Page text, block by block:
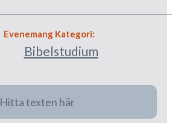
Evenemang Kategori:
Bibelstudium
Hitta texten här